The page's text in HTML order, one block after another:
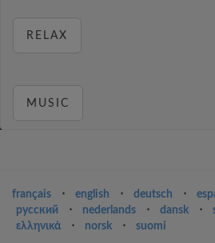
RELAX
MUSIC
français ⋅ english ⋅ deutsch ⋅
русский
⋅ nederlands ⋅ dansk ⋅
ελληνικά
⋅ norsk ⋅ suomi